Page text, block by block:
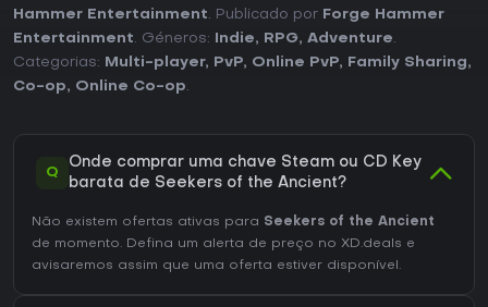
Hammer Entertainment. Publicado por Forge Hammer
Entertainment. Géneros: Indie, RPG, Adventure.
Categorias:
Multi-player, PvP, Online PvP, Family Sharing,
Co-op, Online Co-op.
Q
Onde comprar uma chave Steam ou CD Key
barata de Seekers of the Ancient?
Não existem ofertas ativas para Seekers of the Ancient
de momento. Defina um alerta de preço no XD.deals e
avisaremos assim que uma oferta estiver disponível.